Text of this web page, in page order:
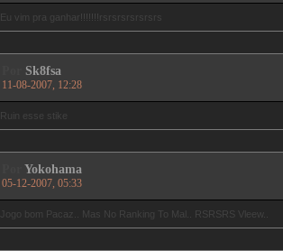
Eu vim pra ganhar!!!!!!!rsrsrsrsrsrsrs
Sk8fsa
11-08-2007, 12:28
Ruin esse stike
Yokohama
05-12-2007, 05:33
Jogo bom Pacaz.. Mas No Ranking To Mal.. RSRSRS Vleew..